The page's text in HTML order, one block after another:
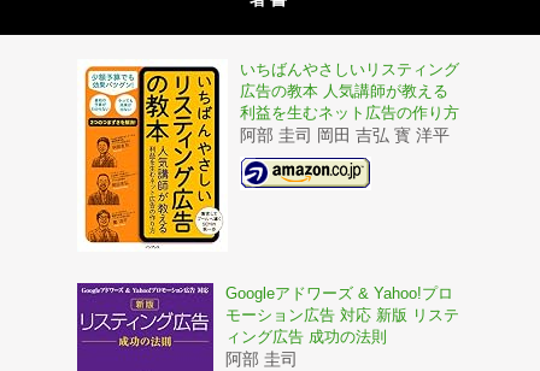
いちばんやさしいリスティング
広告の教本 人気講師が教える
利益を生むネット広告の作り方
阿部 圭司 岡田 吉弘 寳 洋平
Googleアドワーズ & Yahoo!プロ
モーション広告 対応 新版 リステ
ィング広告 成功の法則
阿部 圭司